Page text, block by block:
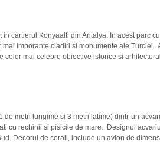
cartierul Konyaalti din Antalya. In acest parc
imporante cladiri si monumente ale Turciei.
celor mai celebre obiective istorice si
de metri lungime si 3 metri latime) dintr-un
cu rechinii si pisicile de mare. Designul
Decorul de corali, include un avion de